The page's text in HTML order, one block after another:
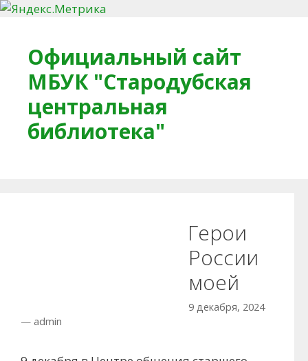
Официальный сайт
МБУК "Стародубская
центральная
библиотека"
Герои
России
моей
9 декабря, 2024
— admin